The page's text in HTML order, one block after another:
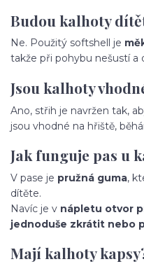
Budou kalhoty
Ne. Použitý softshell je
takže při pohybu nešustí a
Jsou kalhoty
Ano, střih je navržen tak,
jsou vhodné na hřiště,
Jak funguje pas u
V pase je pružná guma,
dítěte.
Navíc je v nápletu otvor
jednoduše zkrátit nebo
Mají kalhoty